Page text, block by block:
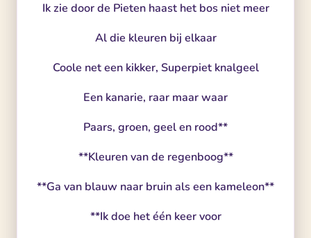
Ik zie door de Pieten haast het bos niet meer
Al die kleuren bij elkaar
Coole net een kikker, Superpiet knalgeel
Een kanarie, raar maar waar
Paars, groen, geel en rood**
**Kleuren van de regenboog**
**Ga van blauw naar bruin als een kameleon**
**Ik doe het één keer voor